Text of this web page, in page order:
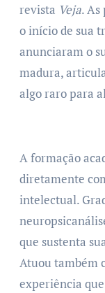
revista Veja. As
o início de sua
anunciaram o
madura,
algo raro para
A formação
diretamente
intelectual.
que sustenta
Atuou também
experiência